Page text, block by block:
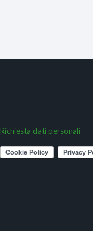
Richiesta dati personali